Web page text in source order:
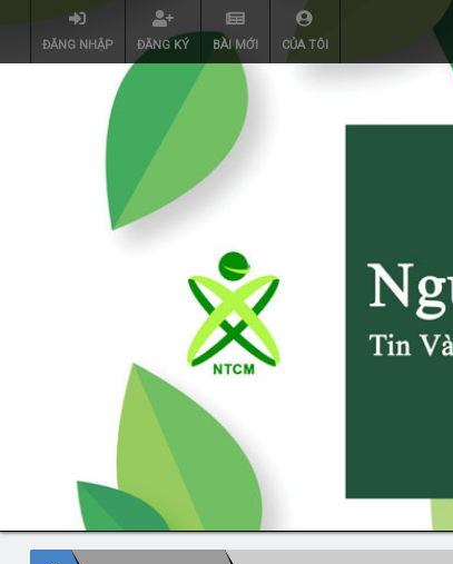
ĐĂNG NHẬP ĐĂNG KÝ BÀI MỚI CỦA TÔI